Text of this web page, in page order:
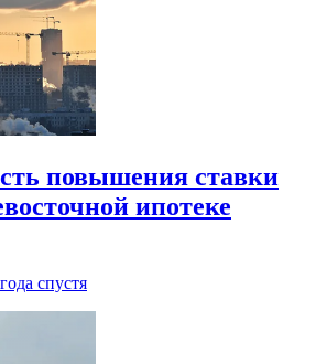
повышения ставки
ипотеке
спустя